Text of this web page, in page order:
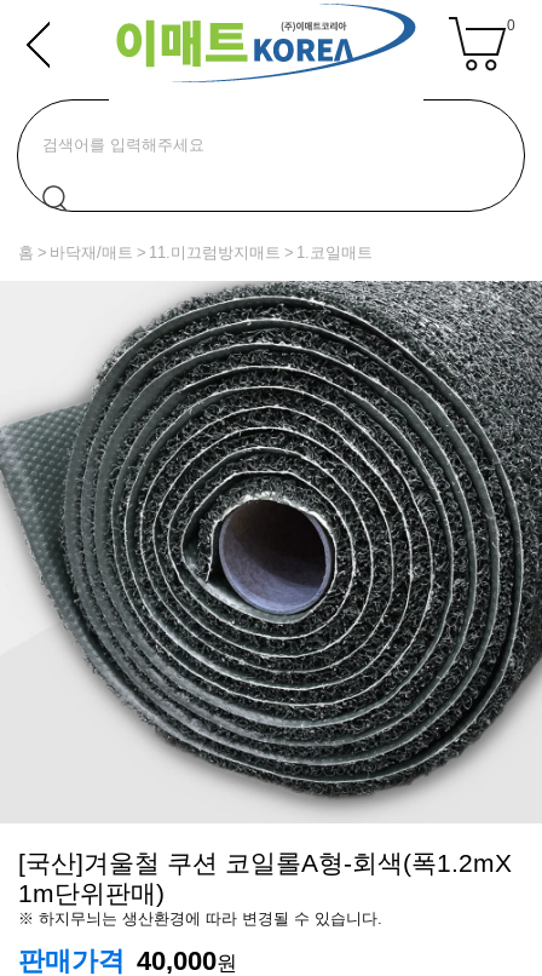
0
홈 바닥재/매트 11.미끄럼방지매트 1.코일매트
[국산]겨울철 쿠션 코일롤A형-회색(폭1.2mX
1m단위판매)
※ 하지무늬는 생산환경에 따라 변경될 수 있습니다.
판매가격 40,000원